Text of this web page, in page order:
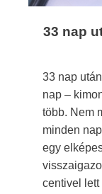
33 nap
33 nap
nap –
több. Nem
minden
egy
centivel lett